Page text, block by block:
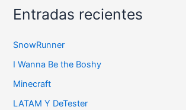
Entradas recientes
SnowRunner
I Wanna Be the Boshy
Minecraft
LATAM Y DeTester